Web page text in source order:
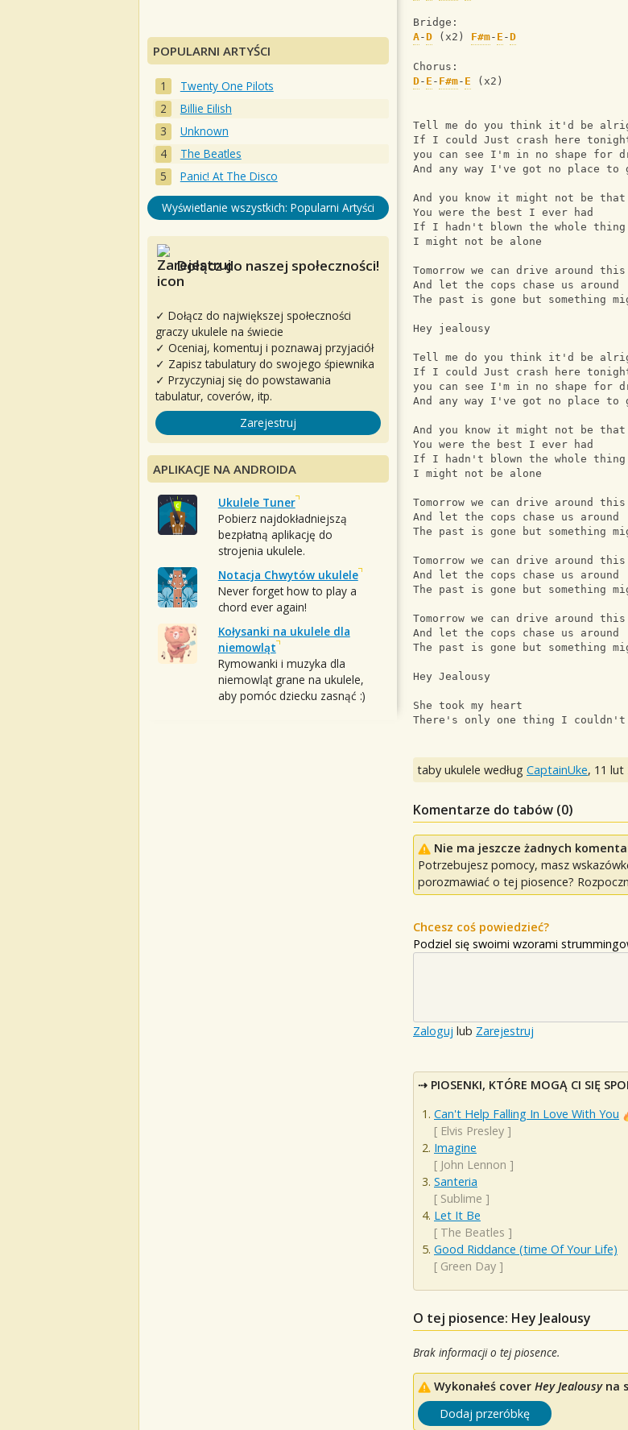
Bridge:
A-D (x2) F#m- E -D
Chorus:
D- E - F#m- E (x2)
Tell me do you think it'd be
If I could Just crash here
you can see I'm in no shape for
And any way I've got no place to
And you know it might not be that
You were the best I ever had
If I hadn't blown the whole thing
I might not be alone
Tomorrow we can drive around
And let the cops chase us around
The past is gone but something
Hey jealousy
Tell me do you think it'd be
If I could Just crash here
you can see I'm in no shape for
And any way I've got no place to
And you know it might not be that
You were the best I ever had
If I hadn't blown the whole thing
I might not be alone
Tomorrow we can drive around
And let the cops chase us around
The past is gone but something
Tomorrow we can drive around
And let the cops chase us around
The past is gone but something
Tomorrow we can drive around
And let the cops chase us around
The past is gone but something
Hey Jealousy
She took my heart
There's only one thing I
taby ukulele według CaptainUke, 11 lut
Komentarze do tabów (0)
Nie ma jeszcze żadnych
Potrzebujesz pomocy, masz
porozmawiać o tej piosence?
Chcesz coś powiedzieć?
Podziel się swoimi wzorami
Zaloguj lub Zarejestruj
PIOSENKI, KTÓRE MOGĄ CI SIĘ
Can't Help Falling In Love With You
[ Elvis Presley ]
Imagine
[ John Lennon ]
Santeria
[ Sublime ]
Let It Be
[ The Beatles ]
Good Riddance (time Of Your Life)
[ Green Day ]
O tej piosence: Hey Jealousy
Brak informacji o tej piosence.
Wykonałeś cover Hey Jealousyna
Dodaj przeróbkę
POPULARNI ARTYŚCI
Twenty One Pilots
Billie Eilish
Unknown
The Beatles
Panic! At The Disco
Wyświetlanie wszystkich: Popularni Artyści
Dołącz do naszej społeczności!
✓ Dołącz do największej społeczności
graczy ukulele na świecie
✓ Oceniaj, komentuj i poznawaj przyjaciół
✓ Zapisz tabulatury do swojego śpiewnika
✓ Przyczyniaj się do powstawania
tabulatur, coverów, itp.
Zarejestruj
APLIKACJE NA ANDROIDA
Ukulele Tuner
Pobierz najdokładniejszą
bezpłatną aplikację do
strojenia ukulele.
Notacja Chwytów ukulele
Never forget how to play a
chord ever again!
Kołysanki na ukulele dla
niemowląt
Rymowanki i muzyka dla
niemowląt grane na ukulele,
aby pomóc dziecku zasnąć :)